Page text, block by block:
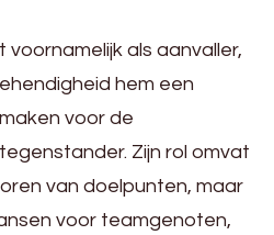
als aanvaller,
hem een
voor de
Zijn rol omvat
van doelpunten, maar
voor teamgenoten,